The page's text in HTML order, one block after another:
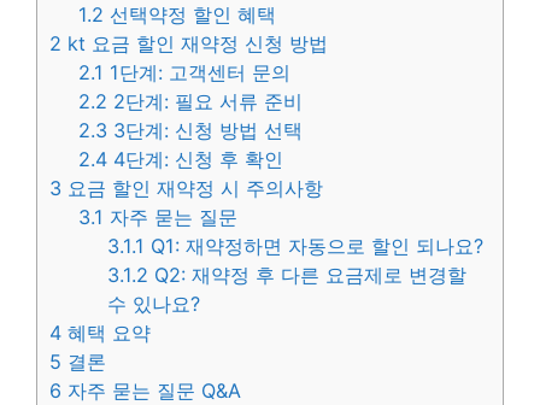
1.2 선택약정 할인 혜택
2 kt 요금 할인 재약정 신청 방법
2.1 1단계: 고객센터 문의
2.2 2단계: 필요 서류 준비
2.3 3단계: 신청 방법 선택
2.4 4단계: 신청 후 확인
3 요금 할인 재약정 시 주의사항
3.1 자주 묻는 질문
3.1.1 Q1: 재약정하면 자동으로 할인 되나요?
3.1.2 Q2: 재약정 후 다른 요금제로 변경할
수 있나요?
4 혜택 요약
5 결론
6 자주 묻는 질문 Q&A